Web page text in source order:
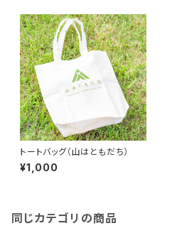
トートバッグ（山はともだち）
¥1,000
同じカテゴリの商品